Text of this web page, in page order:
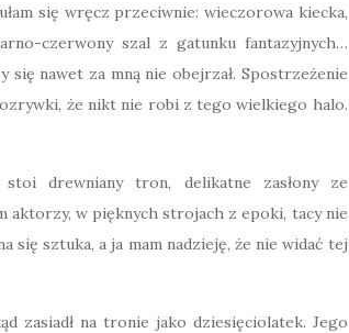
się wręcz przeciwnie: wieczorowa kiecka,
czerwony szal z gatunku fantazyjnych…
nawet za mną nie obejrzał. Spostrzeżenie
że nikt nie robi z tego wielkiego halo.
drewniany tron, delikatne zasłony ze
aktorzy, w pięknych strojach z epoki, tacy nie
się sztuka, a ja mam nadzieję, że nie widać tej
zasiadł na tronie jako dziesięciolatek. Jego